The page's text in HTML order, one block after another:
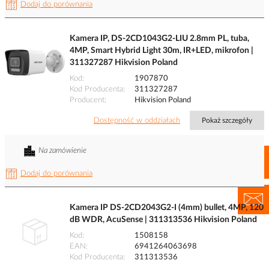
Dodaj do porównania
Kamera IP, DS-2CD1043G2-LIU 2.8mm PL, tuba,
4MP, Smart Hybrid Light 30m, IR+LED, mikrofon |
311327287 Hikvision Poland
Kod
1907870
Kod Producenta
311327287
Producent
Hikvision Poland
Dostępność w oddziałach Pokaż szczegóły
Dodaj do porównania
Na zamówienie
Kamera IP DS-2CD2043G2-I (4mm) bullet, 4MP, 120
dB WDR, AcuSense | 311313536 Hikvision Poland
Kod
1508158
EAN
6941264063698
Kod Producenta
311313536